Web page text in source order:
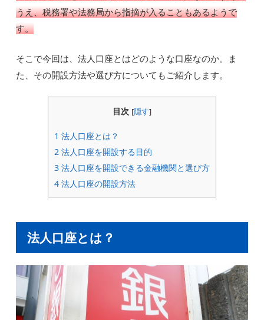
うえ、税務署や法務局から指摘が入ることもあるようで
す。
そこで今回は、法人口座とはどのような口座なのか。ま
た、その開設方法や選び方についてもご紹介します。
目次 [隠す]
1 法人口座とは？
2 法人口座を開設する目的
3 法人口座を開設できる金融機関と選び方
4 法人口座の開設方法
法人口座とは？